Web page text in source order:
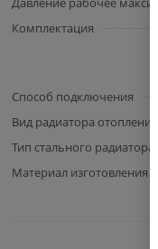
Комплектация
Способ подключения
Вид радиатора отопления
Тип стального радиатора
Материал изготовления